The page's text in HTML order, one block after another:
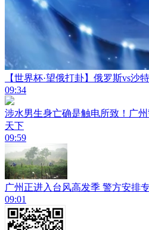
【世界杯·望俄打卦】俄罗斯vs沙
09:34
涉水男生身亡确是触电所致！广
天下
09:59
广州正进入台风高发季 警方安排
09:01